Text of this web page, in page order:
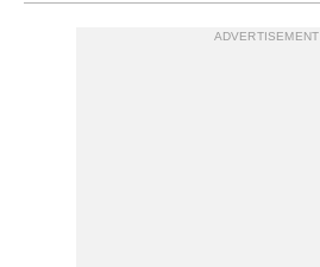
ADVERTISEMENT